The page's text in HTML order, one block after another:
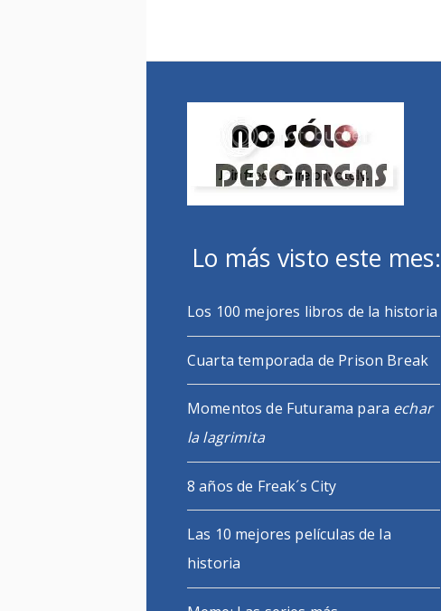
Lo más visto este mes:
Los 100 mejores libros de la historia
Cuarta temporada de Prison Break
Momentos de Futurama para echar
la lagrimita
8 años de Freak´s City
Las 10 mejores películas de la
historia